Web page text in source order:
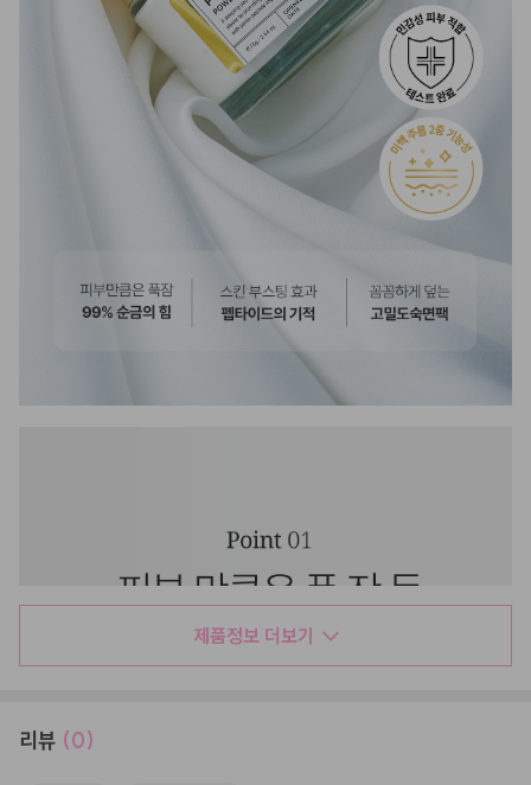
제품정보 더보기
리뷰 (0)